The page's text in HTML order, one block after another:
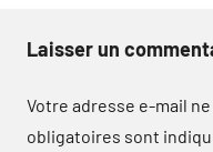
Laisser un
Votre adresse e-mail
obligatoires sont